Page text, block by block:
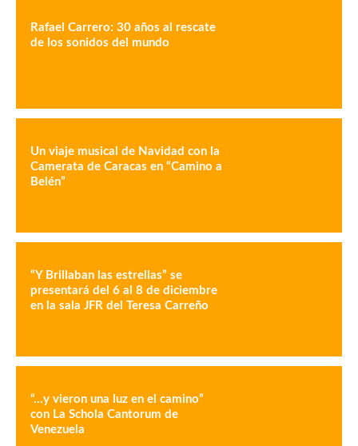
Rafael Carrero: 30 años al rescate
de los sonidos del mundo
Un viaje musical de Navidad con la
Camerata de Caracas en “Camino a
Belén”
“Y Brillaban las estrellas” se
presentará del 6 al 8 de diciembre
en la sala JFR del Teresa Carreño
“…y vieron una luz en el camino”
con La Schola Cantorum de
Venezuela